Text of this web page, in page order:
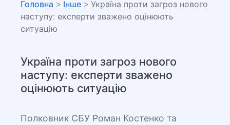
Головна > Інше > Україна проти загроз нового
наступу: експерти зважено оцінюють
ситуацію
Україна проти загроз нового
наступу: експерти зважено
оцінюють ситуацію
Полковник СБУ Роман Костенко та